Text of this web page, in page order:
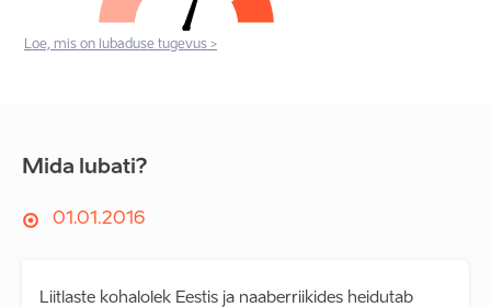
Loe, mis on lubaduse tugevus >
Mida lubati?
01.01.2016
Liitlaste kohalolek Eestis ja naaberriikides heidutab